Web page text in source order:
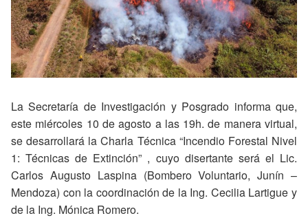
La Secretaría de Investigación y Posgrado informa que,
este miércoles 10 de agosto a las 19h. de manera virtual,
se desarrollará la Charla Técnica “Incendio Forestal Nivel
1: Técnicas de Extinción” , cuyo disertante será el Lic.
Carlos Augusto Laspina (Bombero Voluntario, Junín –
Mendoza) con la coordinación de la Ing. Cecilia Lartigue y
de la Ing. Mónica Romero.